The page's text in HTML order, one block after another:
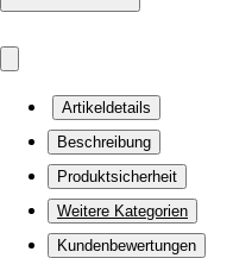
Artikeldetails
Beschreibung
Produktsicherheit
Weitere Kategorien
Kundenbewertungen